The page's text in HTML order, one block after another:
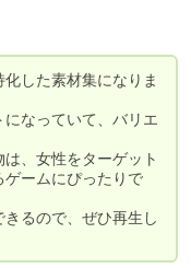
した素材集になりま
なっていて、バリエ
、女性をターゲット
ームにぴったりで
るので、ぜひ再生し